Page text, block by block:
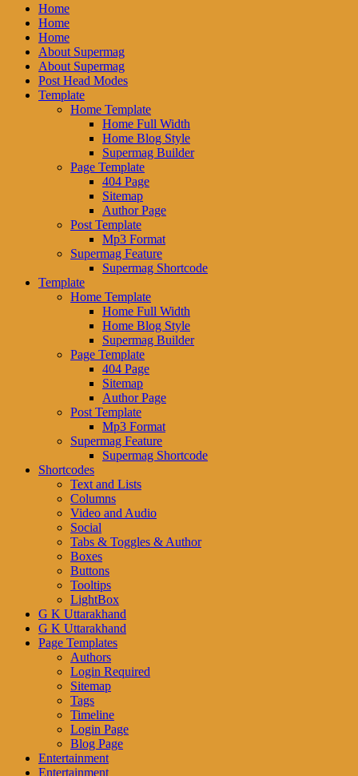
Home
Home
Home
About Supermag
About Supermag
Post Head Modes
Template
Home Template
Home Full Width
Home Blog Style
Supermag Builder
Page Template
404 Page
Sitemap
Author Page
Post Template
Mp3 Format
Supermag Feature
Supermag Shortcode
Template
Home Template
Home Full Width
Home Blog Style
Supermag Builder
Page Template
404 Page
Sitemap
Author Page
Post Template
Mp3 Format
Supermag Feature
Supermag Shortcode
Shortcodes
Text and Lists
Columns
Video and Audio
Social
Tabs & Toggles & Author
Boxes
Buttons
Tooltips
LightBox
G K Uttarakhand
G K Uttarakhand
Page Templates
Authors
Login Required
Sitemap
Tags
Timeline
Login Page
Blog Page
Entertainment
Entertainment